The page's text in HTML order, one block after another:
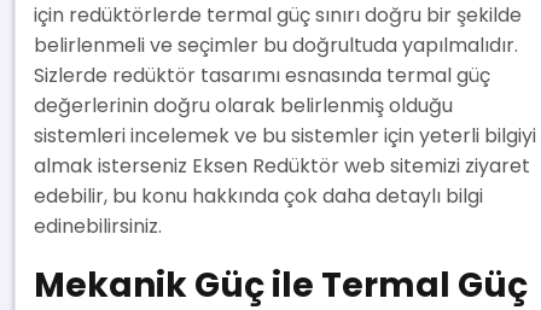
için redüktörlerde termal güç sınırı doğru bir şekilde
belirlenmeli ve seçimler bu doğrultuda yapılmalıdır.
Sizlerde redüktör tasarımı esnasında termal güç
değerlerinin doğru olarak belirlenmiş olduğu
sistemleri incelemek ve bu sistemler için yeterli bilgiyi
almak isterseniz Eksen Redüktör web sitemizi ziyaret
edebilir, bu konu hakkında çok daha detaylı bilgi
edinebilirsiniz.
Mekanik Güç ile Termal Güç